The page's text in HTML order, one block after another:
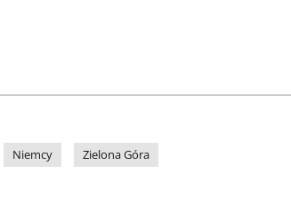
Niemcy Zielona Góra